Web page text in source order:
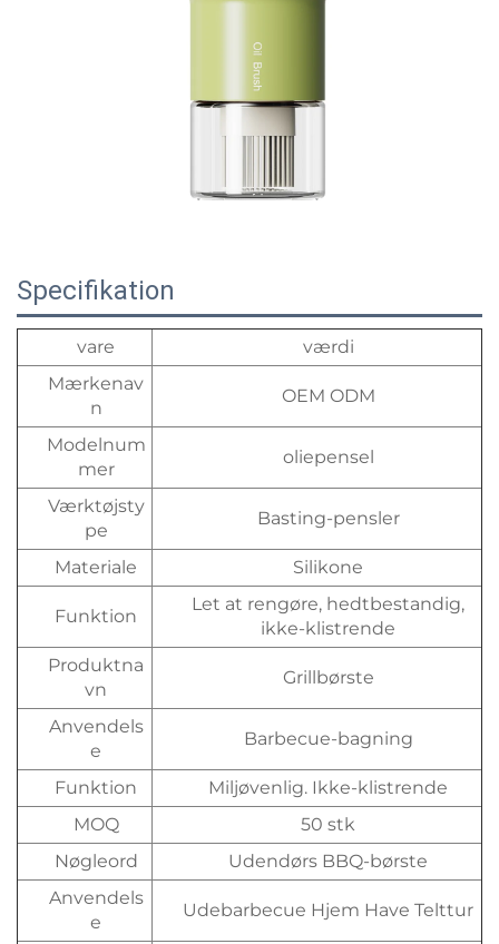
Specifikation
vare
værdi
Mærkenav
n
OEM ODM
Modelnum
mer
oliepensel
Værktøjsty
pe
Basting-pensler
Materiale Silikone
Funktion
Let at rengøre, hedtbestandig,
ikke-klistrende
Produktna
vn
Grillbørste
Anvendels
e
Barbecue-bagning
Funktion
Miljøvenlig. Ikke-klistrende
MOQ
50 stk
Nøgleord
Udendørs BBQ-børste
Anvendels
e
Udebarbecue Hjem Have Telttur